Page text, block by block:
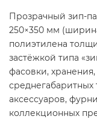
Прозрачный зип-
250×350 мм
полиэтилена
застёжкой типа
фасовки,
среднегабаритных
аксессуаров,
коллекционных